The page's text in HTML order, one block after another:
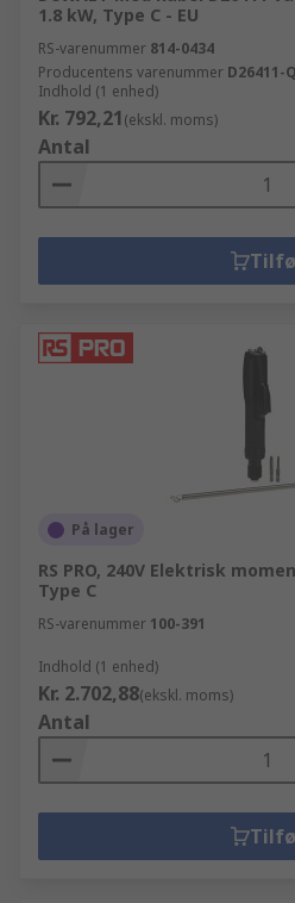
1.8 kW, Type C - EU
RS-varenummer 814-0434
Producentens varenummer D26411-
Indhold (1 enhed)
Kr. 792,21(ekskl. moms)
Antal
På lager
RS PRO, 240V Elektrisk
Type C
RS-varenummer 100-391
Indhold (1 enhed)
Kr. 2.702,88(ekskl. moms)
Antal